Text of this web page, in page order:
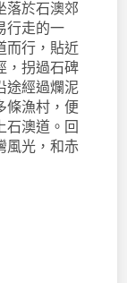
落於石澳郊
行走的一
而行，貼近
，拐過石碑
途經過爛泥
條漁村，便
石澳道。回
風光，和赤